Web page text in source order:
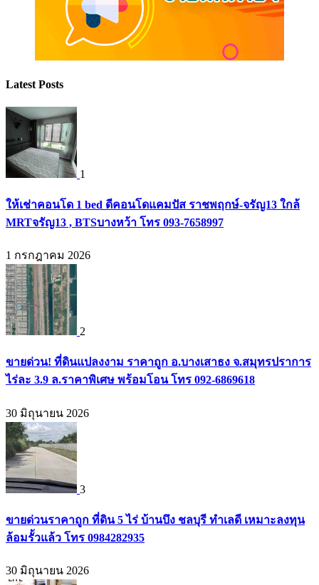
Latest Posts
1
ให้เช่าคอนโด 1 bed ดีคอนโดแคมปัส ราชพฤกษ์-จรัญ13 ใกล้
MRTจรัญ13 , BTSบางหว้า โทร 093-7658997
1 กรกฎาคม 2026
2
ขายด่วน! ที่ดินแปลงงาม ราคาถูก อ.บางเสาธง จ.สมุทรปราการ
ไร่ละ 3.9 ล.ราคาพิเศษ พร้อมโอน โทร 092-6869618
30 มิถุนายน 2026
3
ขายด่วนราคาถูก ที่ดิน 5 ไร่ บ้านบึง ชลบุรี ทำเลดี เหมาะลงทุน
ล้อมรั้วแล้ว โทร 0984282935
30 มิถุนายน 2026